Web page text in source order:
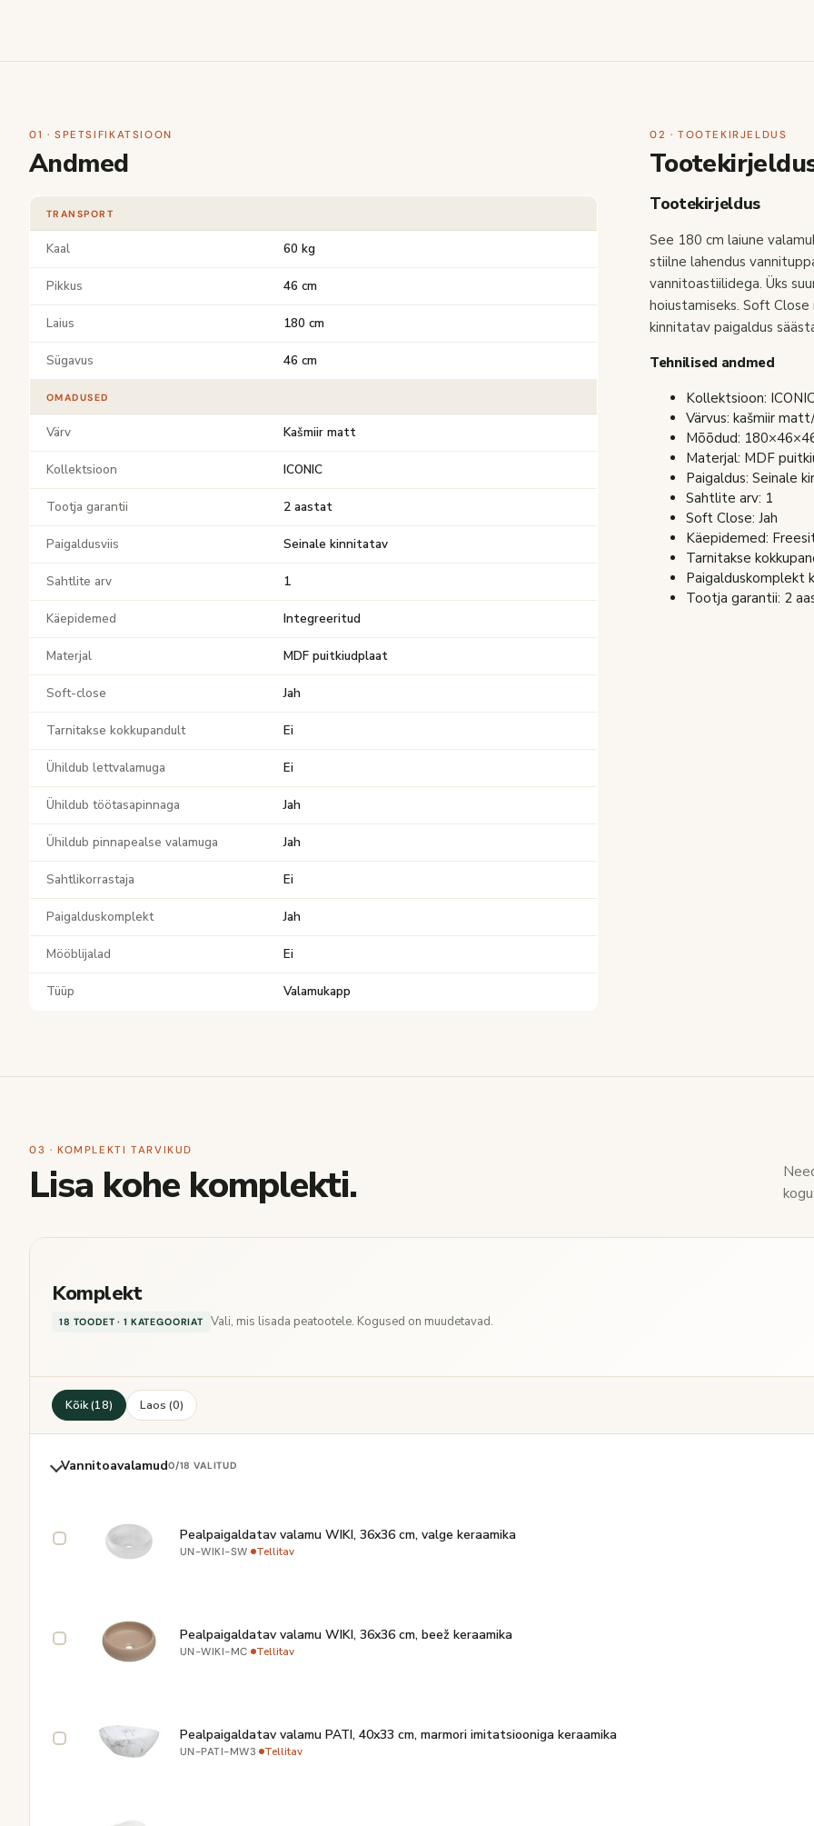
01 · SPETSIFIKATSIOON
Andmed
TRANSPORT
Kaal 60 kg
Pikkus 46 cm
Laius 180 cm
Sügavus 46 cm
OMADUSED
Värv Kašmiir matt
Kollektsioon ICONIC
Tootja garantii 2 aastat
Paigaldusviis Seinale kinnitatav
Sahtlite arv 1
Käepidemed Integreeritud
Materjal MDF puitkiudplaat
Soft-close Jah
Tarnitakse kokkupandult Ei
Ühildub lettvalamuga Ei
Ühildub töötasapinnaga Jah
Ühildub pinnapealse valamuga Jah
Sahtlikorrastaja Ei
Paigalduskomplekt Jah
Mööblijalad Ei
Tüüp Valamukapp
02 · TOOTEKIRJELDUS
Tootekirjeldus
See 180 cm laiune
stiilne lahendus
vannitoastiilidega. Üks
hoiustamiseks. Soft
kinnitatav paigaldus
Tehnilised andmed
Kollektsioon:
Värvus: kašmiir
Mõõdud:
Materjal: MDF
Paigaldus: Seinale
Sahtlite arv: 1
Soft Close: Jah
Käepidemed:
Tarnitakse
Paigalduskomplekt
Tootja garantii: 2
03 · KOMPLEKTI TARVIKUD
Lisa kohe komplekti.
Komplekt
18 TOODET · 1 KATEGOORIAT Vali, mis lisada peatootele. Kogused on muudetavad.
Kõik (18) Laos (0)
Vannitoavalamud0/18 VALITUD
Pealpaigaldatav valamu WIKI, 36x36 cm, valge keraamika
UN-WIKI-SW· Tellitav
Pealpaigaldatav valamu WIKI, 36x36 cm, beež keraamika
UN-WIKI-MC· Tellitav
Pealpaigaldatav valamu PATI, 40x33 cm, marmori imitatsiooniga keraamika
UN-PATI-MW3· Tellitav